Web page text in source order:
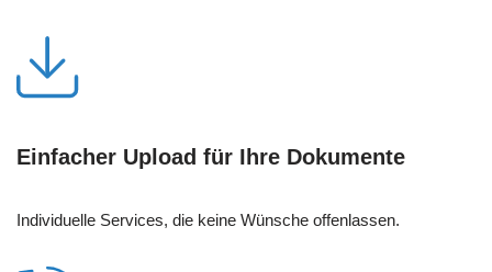
Einfacher Upload für Ihre Dokumente
Individuelle Services, die keine Wünsche offenlassen.